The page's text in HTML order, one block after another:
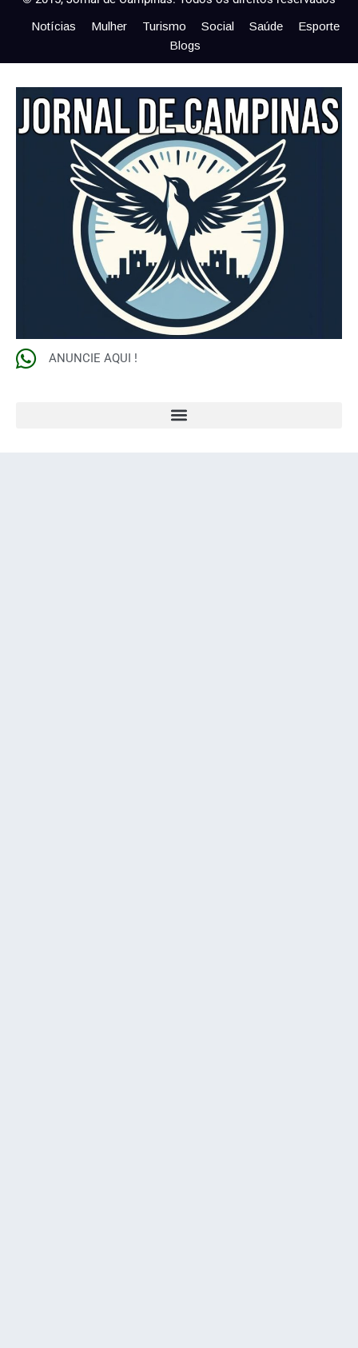
Notícias Mulher Turismo Social Saúde
Esporte
Blogs
ANUNCIE AQUI !